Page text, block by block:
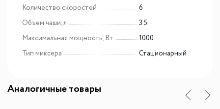
Количество скоростей
6
Объем чаши, л
3.5
Максимальная мощность, Вт
1000
Тип миксера
Стационарный
Аналогичные товары